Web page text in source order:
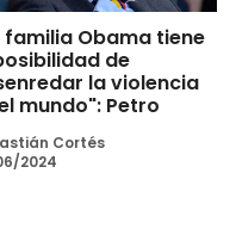
familia Obama tiene
de
la violencia
mundo": Petro
Cortés
2024